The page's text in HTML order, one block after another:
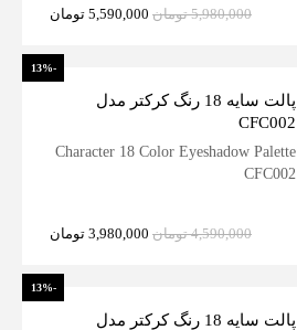
5,980,000 تومان 5,590,000 تومان
-13%
پالت سایه 18 رنگ کرکتر مدل
CFC002
Character 18 Color Eyeshadow Palette
CFC002
4,590,000 تومان 3,980,000 تومان
-13%
پالت سایه 18 رنگ کرکتر مدل